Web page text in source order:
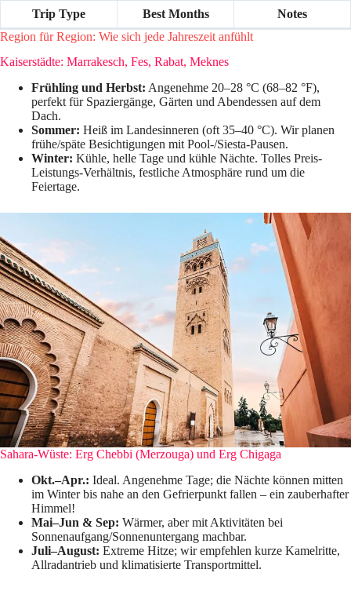
Trip Type
Best Months
Notes
Region für Region: Wie sich jede Jahreszeit anfühlt
Kaiserstädte: Marrakesch, Fes, Rabat, Meknes
Frühling und Herbst: Angenehme 20–28 °C (68–82 °F),
perfekt für Spaziergänge, Gärten und Abendessen auf dem
Dach.
Sommer: Heiß im Landesinneren (oft 35–40 °C). Wir planen
frühe/späte Besichtigungen mit Pool-/Siesta-Pausen.
Winter: Kühle, helle Tage und kühle Nächte. Tolles Preis-
Leistungs-Verhältnis, festliche Atmosphäre rund um die
Feiertage.
Sahara-Wüste: Erg Chebbi (Merzouga) und Erg Chigaga
Okt.–Apr.: Ideal. Angenehme Tage; die Nächte können mitten
im Winter bis nahe an den Gefrierpunkt fallen – ein zauberhafter
Himmel!
Mai–Jun & Sep: Wärmer, aber mit Aktivitäten bei
Sonnenaufgang/Sonnenuntergang machbar.
Juli–August: Extreme Hitze; wir empfehlen kurze Kamelritte,
Allradantrieb und klimatisierte Transportmittel.